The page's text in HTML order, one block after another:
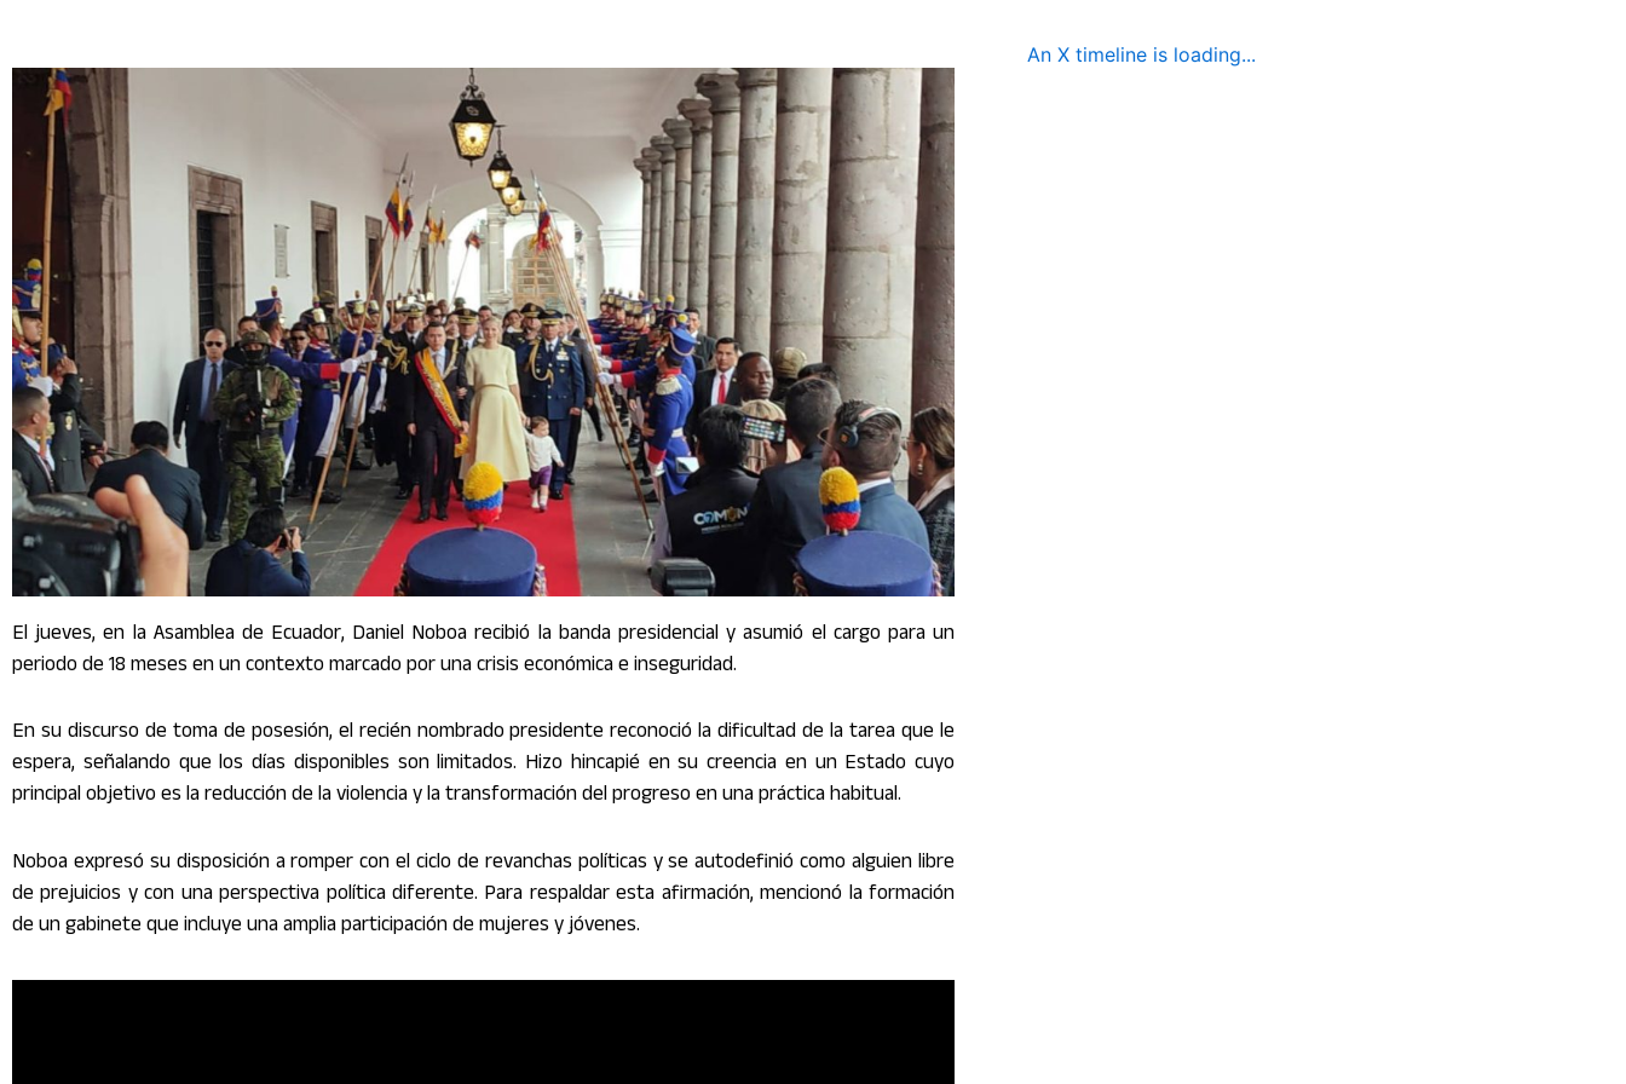
El jueves, en la Asamblea de Ecuador, Daniel Noboa recibió la banda presidencial y asumió el cargo para un
periodo de 18 meses en un contexto marcado por una crisis económica e inseguridad.
En su discurso de toma de posesión, el recién nombrado presidente reconoció la dificultad de la tarea que le
espera, señalando que los días disponibles son limitados. Hizo hincapié en su creencia en un Estado cuyo
principal objetivo es la reducción de la violencia y la transformación del progreso en una práctica habitual.
Noboa expresó su disposición a romper con el ciclo de revanchas políticas y se autodefinió como alguien libre
de prejuicios y con una perspectiva política diferente. Para respaldar esta afirmación, mencionó la formación
de un gabinete que incluye una amplia participación de mujeres y jóvenes.
An X timeline is loading...